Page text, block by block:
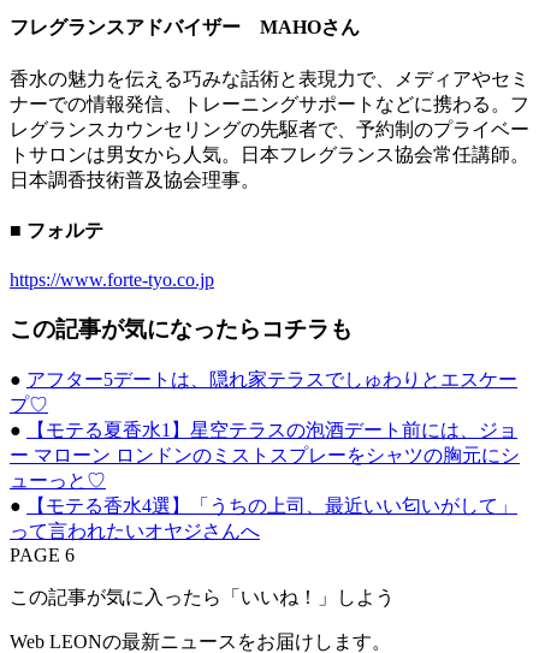
フレグランスアドバイザー MAHOさん
香水の魅力を伝える巧みな話術と表現力で、メディアやセミ
ナーでの情報発信、トレーニングサポートなどに携わる。フ
レグランスカウンセリングの先駆者で、予約制のプライベー
トサロンは男女から人気。日本フレグランス協会常任講師。
日本調香技術普及協会理事。
■ フォルテ
https://www.forte-tyo.co.jp
この記事が気になったらコチラも
● アフター5デートは、隠れ家テラスでしゅわりとエスケー
プ♡
●
【モテる夏香水1】星空テラスの泡酒デート前には、ジョ
ー マローン ロンドンのミストスプレーをシャツの胸元にシ
ューっと♡
●
【モテる香水4選】「うちの上司、最近いい匂いがして」
って言われたいオヤジさんへ
PAGE 6
この記事が気に入ったら「いいね！」しよう
Web LEONの最新ニュースをお届けします。